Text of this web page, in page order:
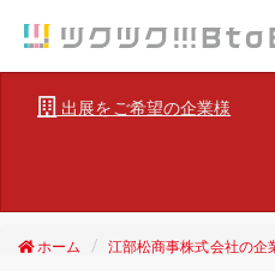
出展をご希望の企業様
ホーム 江部松商事株式会社の企